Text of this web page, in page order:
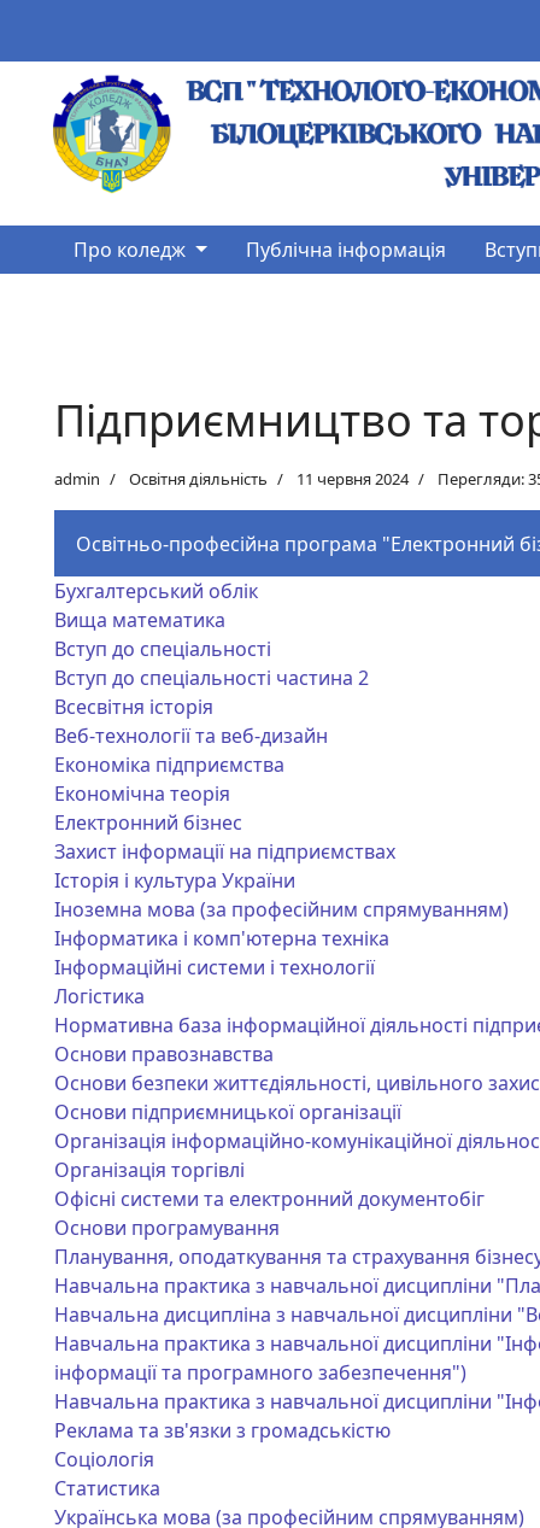
Про коледж Публічна інформація
Підприємництво та
admin Освітня діяльність 11 червня 2024 Перегляди:
Освітньо-професійна програма "Електронний
Бухгалтерський облік
Вища математика
Вступ до спеціальності
Вступ до спеціальності частина 2
Всесвітня історія
Веб-технології та веб-дизайн
Економіка підприємства
Економічна теорія
Електронний бізнес
Захист інформації на підприємствах
Історія і культура України
Іноземна мова (за професійним спрямуванням)
Інформатика і комп'ютерна техніка
Інформаційні системи і технології
Логістика
Нормативна база інформаційної діяльності
Основи правознавства
Основи безпеки життєдіяльності, цивільного
Основи підприємницької організації
Організація інформаційно-комунікаційної
Організація торгівлі
Офісні системи та електронний документобіг
Основи програмування
Планування, оподаткування та страхування
Навчальна практика з навчальної дисципліни
Навчальна дисципліна з навчальної дисципліни
Навчальна практика з навчальної дисципліни
інформації та програмного забезпечення")
Навчальна практика з навчальної дисципліни
Реклама та зв'язки з громадськістю
Соціологія
Статистика
Українська мова (за професійним спрямуванням)